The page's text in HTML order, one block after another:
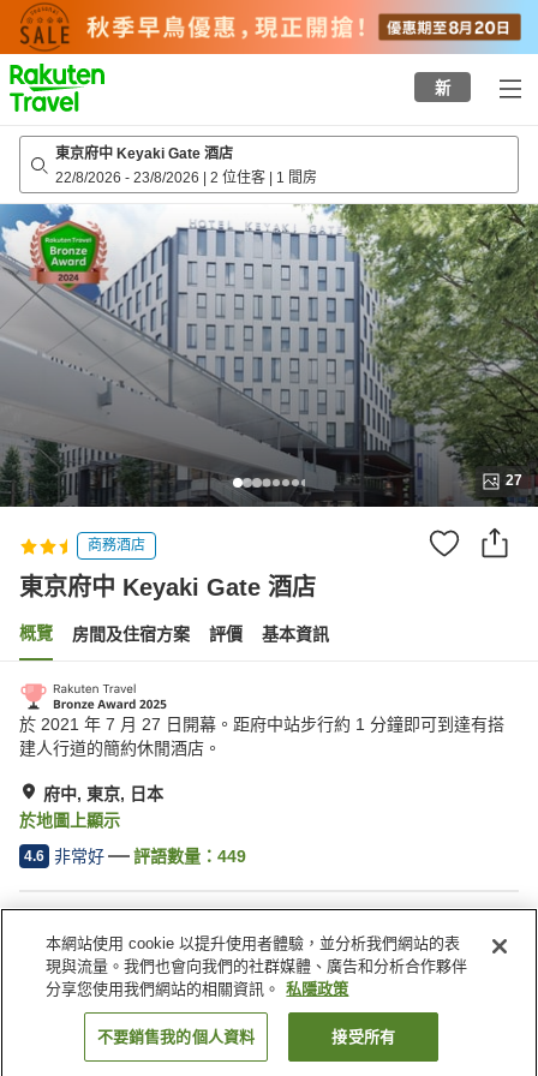
to
top
page
新
東京府中 Keyaki Gate 酒店
22/8/2026 - 23/8/2026 | 2 位住客 | 1 間房
27
商務酒店
東京府中 Keyaki Gate 酒店
概覽 房間及住宿方案 評價 基本資訊
於 2021 年 7 月 27 日開幕。距府中站步行約 1 分鐘即可到達有搭
建人行道的簡約休閒酒店。
府中, 東京, 日本
於地圖上顯示
4.6 非常好 評語數量： 449
送遞服務
乾洗服務
喚醒服務
自動販賣機
日本 東京 府中 東京府中 Keyaki Gate 酒店
找客房
本網站使用 cookie 以提升使用者體驗，並分析我們網站的表
現與流量。我們也會向我們的社群媒體、廣告和分析合作夥伴
分享您使用我們網站的相關資訊。
私隱政策
不要銷售我的個人資料 接受所有